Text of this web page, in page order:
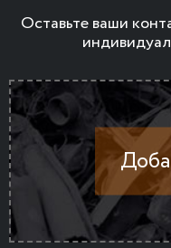
Оставьте ваши